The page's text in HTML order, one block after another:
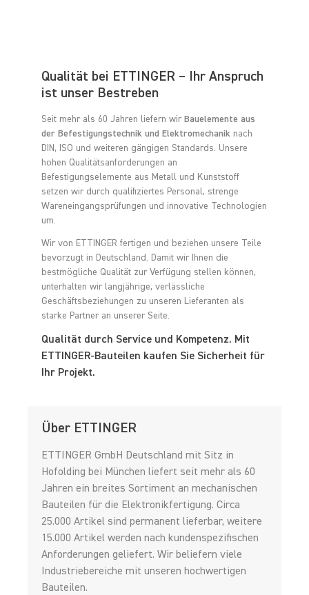
Qualität bei ETTINGER – Ihr Anspruch
ist unser Bestreben
Seit mehr als 60 Jahren liefern wir Bauelemente aus
der Befestigungstechnik und Elektromechanik nach
DIN, ISO und weiteren gängigen Standards. Unsere
hohen Qualitätsanforderungen an
Befestigungselemente aus Metall und Kunststoff
setzen wir durch qualifiziertes Personal, strenge
Wareneingangsprüfungen und innovative Technologien
um.
Wir von ETTINGER fertigen und beziehen unsere Teile
bevorzugt in Deutschland. Damit wir Ihnen die
bestmögliche Qualität zur Verfügung stellen können,
unterhalten wir langjährige, verlässliche
Geschäftsbeziehungen zu unseren Lieferanten als
starke Partner an unserer Seite.
Qualität durch Service und Kompetenz. Mit
ETTINGER-Bauteilen kaufen Sie Sicherheit für
Ihr Projekt.
Über ETTINGER
ETTINGER GmbH Deutschland mit Sitz in
Hofolding bei München liefert seit mehr als 60
Jahren ein breites Sortiment an mechanischen
Bauteilen für die Elektronikfertigung. Circa
25.000 Artikel sind permanent lieferbar, weitere
15.000 Artikel werden nach kundenspezifischen
Anforderungen geliefert. Wir beliefern viele
Industriebereiche mit unseren hochwertigen
Bauteilen.